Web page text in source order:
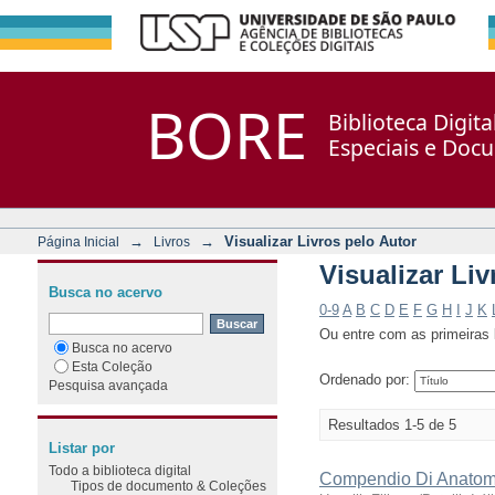
BORE
Biblioteca
Especiais e
Página Inicial → Livros → Visualizar Livros pelo Autor
Visualizar
0-9 A B C D E F G H J K
Ou entre com as primeiras
Ordenado por:
Resultados 1-5 de 5
Compendio Di
Busca no acervo
Busca no acervo
Esta Coleção
Pesquisa avançada
Listar por
Todo a biblioteca digital
Tipos de documento & Coleções